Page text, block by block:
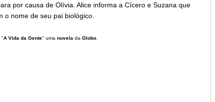
por causa de Olívia. Alice informa a Cícero e Suzana que
o nome de seu pai biológico.
"A Vida da Gente" uma novela da Globo.